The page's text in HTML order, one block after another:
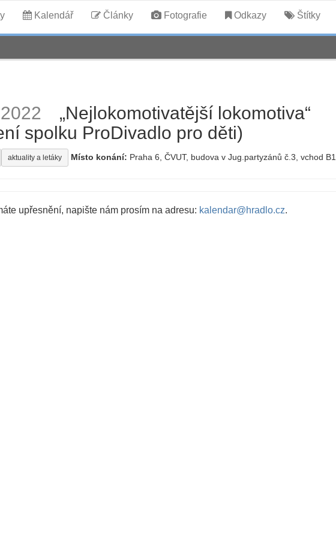
Kalendář Články Fotografie Odkazy Štítky
„Nejlokomotivatější lokomotiva“
spolku ProDivadlo pro děti)
aktuality a letáky Místo konání: Praha 6, ČVUT, budova v Jug.partyzánů č.3, vchod B1
upřesnění, napište nám prosím na adresu: kalendar@hradlo.cz.